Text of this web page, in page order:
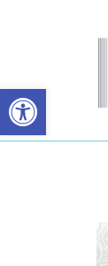
Open toolbar